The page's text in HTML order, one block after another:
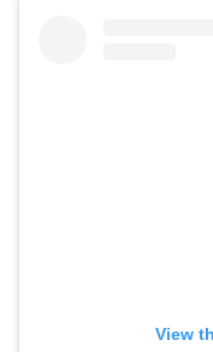
View